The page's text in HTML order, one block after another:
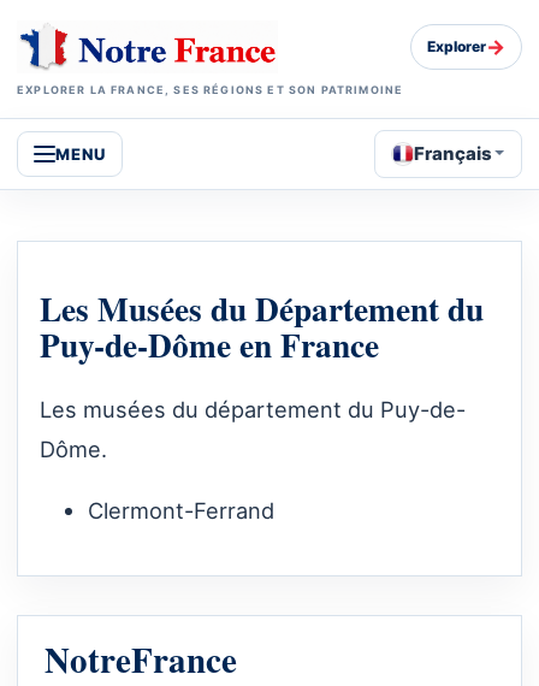
EXPLORER LA FRANCE, SES RÉGIONS ET SON PATRIMOINE
Explorer→
MENU Français
Les Musées du Département du
Puy-de-Dôme en France
Les musées du département du Puy-de-
Dôme.
Clermont-Ferrand
NotreFrance